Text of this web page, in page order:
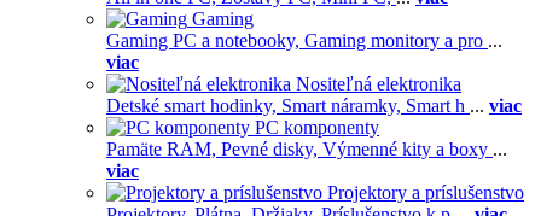
Gaming
Gaming PC a notebooky, Gaming monitory a pro ...
viac
Nositeľná elektronika
Detské smart hodinky, Smart náramky, Smart h ... viac
PC komponenty
Pamäte RAM, Pevné disky, Výmenné kity a boxy ...
viac
Projektory a príslušenstvo